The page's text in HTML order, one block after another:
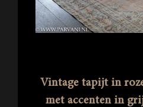
Vintage tapijt in
met accenten in